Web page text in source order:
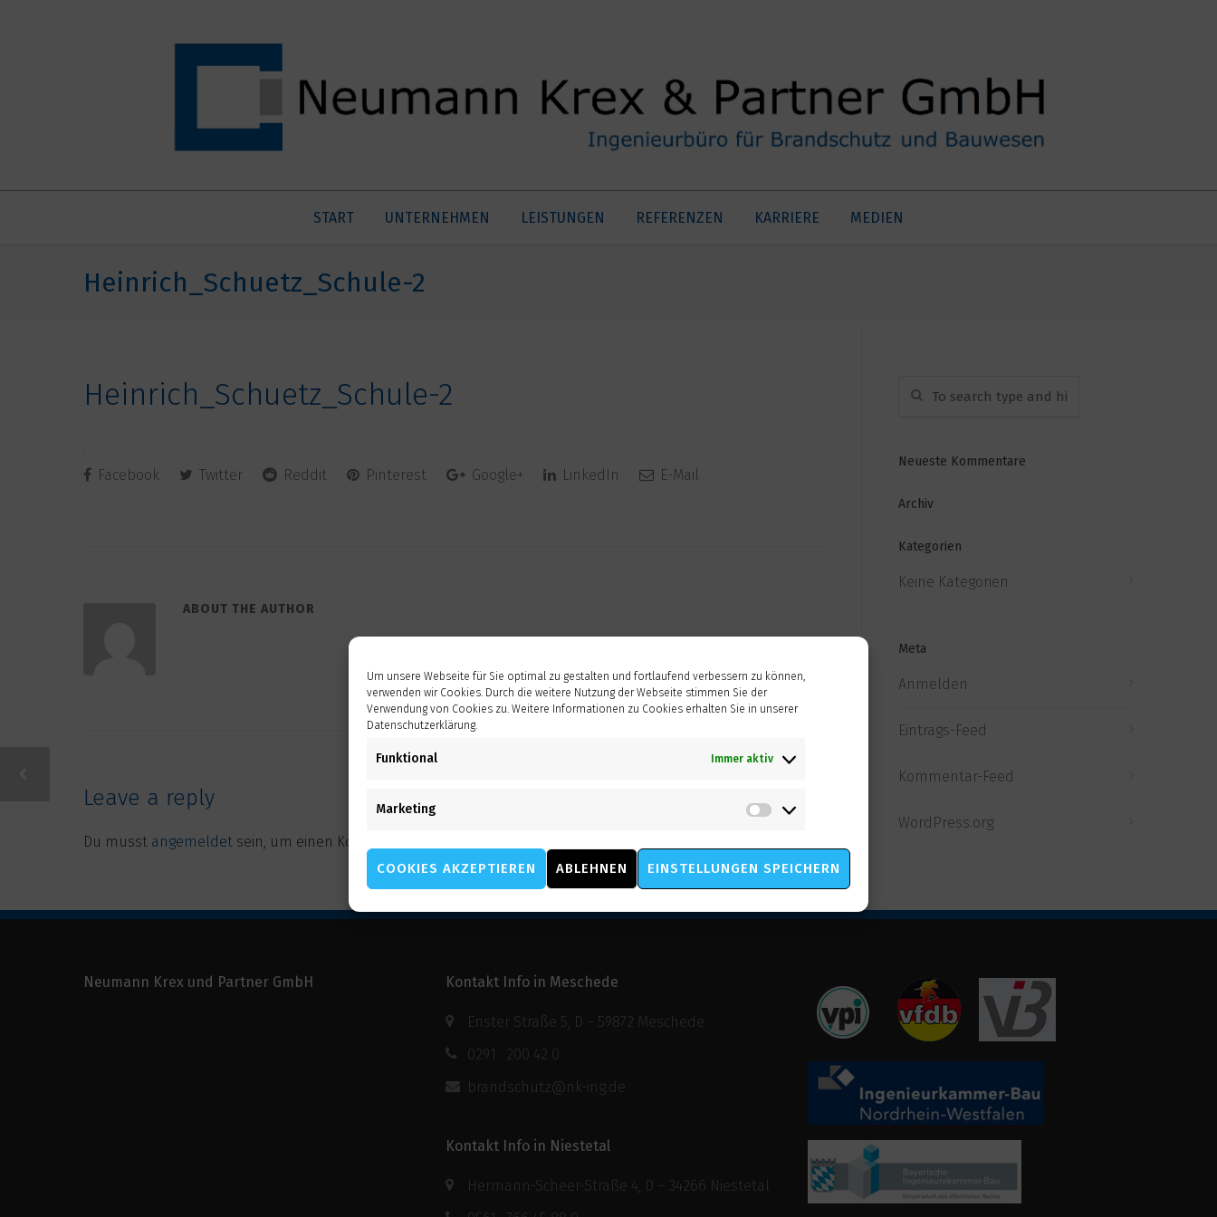
Um unsere Webseite für Sie optimal zu gestalten und fortlaufend verbessern zu können,
verwenden wir Cookies. Durch die weitere Nutzung der Webseite stimmen Sie der
Verwendung von Cookies zu. Weitere Informationen zu Cookies erhalten Sie in unserer
Datenschutzerklärung.
Funktional Immer aktiv
Marketing
COOKIES AKZEPTIEREN ABLEHNEN EINSTELLUNGEN SPEICHERN
START UNTERNEHMEN LEISTUNGEN REFERENZEN KARRIERE MEDIEN
Heinrich_Schuetz_Schule-2
Heinrich_Schuetz_Schule-2
Facebook Twitter Reddit Pinterest Google+ LinkedIn E-Mail
ABOUT THE AUTHOR
Leave a reply
Du musst angemeldet sein, um einen Kommentar abzugeben.
Neueste Kommentare
Archiv
Kategorien
Keine Kategorien
Meta
Anmelden
Eintrags-Feed
Kommentar-Feed
WordPress.org
Neumann Krex und Partner GmbH Kontakt Info in Meschede
Enster Straße 5, D – 59872 Meschede
0291 . 200 42 0
brandschutz@nk-ing.de
Kontakt Info in Niestetal
Hermann-Scheer-Straße 4, D – 34266 Niestetal